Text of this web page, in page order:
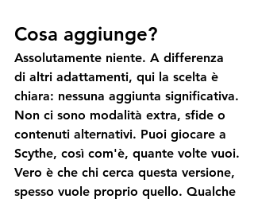
Cosa aggiunge?
Assolutamente niente. A differenza
di altri adattamenti, qui la scelta è
chiara: nessuna aggiunta significativa.
Non ci sono modalità extra, sfide o
contenuti alternativi. Puoi giocare a
Scythe, così com'è, quante volte vuoi.
Vero è che chi cerca questa versione,
spesso vuole proprio quello. Qualche